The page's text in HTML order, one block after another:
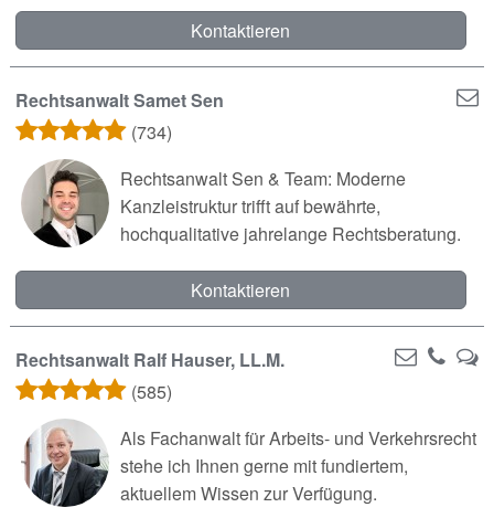
Kontaktieren
Rechtsanwalt Samet Sen
(734)
Rechtsanwalt Sen & Team: Moderne
Kanzleistruktur trifft auf bewährte,
hochqualitative jahrelange Rechtsberatung.
Kontaktieren
Rechtsanwalt Ralf Hauser, LL.M.
(585)
Als Fachanwalt für Arbeits- und Verkehrsrecht
stehe ich Ihnen gerne mit fundiertem,
aktuellem Wissen zur Verfügung.